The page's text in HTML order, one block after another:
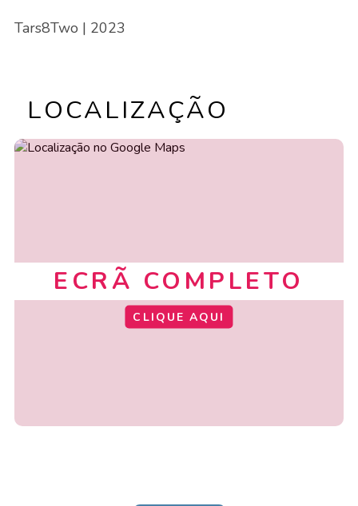
Tars8Two | 2023
LOCALIZAÇÃO
ECRÃ COMPLETO
CLIQUE AQUI